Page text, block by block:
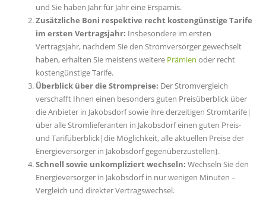
und Sie haben Jahr für Jahr eine Ersparnis.
Zusätzliche Boni respektive recht kostengünstige Tarife
im ersten Vertragsjahr: Insbesondere im ersten
Vertragsjahr, nachdem Sie den Stromversorger gewechselt
haben, erhalten Sie meistens weitere Prämien oder recht
kostengünstige Tarife.
Überblick über die Strompreise: Der Stromvergleich
verschafft Ihnen einen besonders guten Preisüberblick über
die Anbieter in Jakobsdorf sowie ihre derzeitigen Stromtarife|
über alle Stromlieferanten in Jakobsdorf einen guten Preis-
und Tarifüberblick|die Möglichkeit, alle aktuellen Preise der
Energieversorger in Jakobsdorf gegenüberzustellen}.
Schnell sowie unkompliziert wechseln: Wechseln Sie den
Energieversorger in Jakobsdorf in nur wenigen Minuten –
Vergleich und direkter Vertragswechsel.